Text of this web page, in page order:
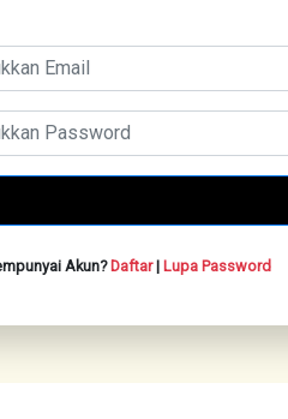
Akun?Daftar| Lupa Password